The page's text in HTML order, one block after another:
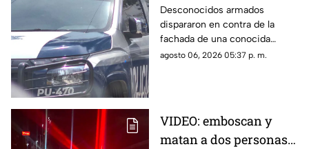
Zihuatanejo
Desconocidos armados
dispararon en contra de la
fachada de una conocida
marisquería en Zihutanejo de
agosto 06, 2026 05:37 p. m.
VIDEO: emboscan y
matan a dos personas